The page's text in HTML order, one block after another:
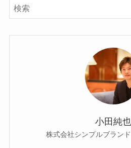
小田純也
株式会社シンプルブランド